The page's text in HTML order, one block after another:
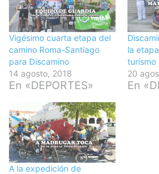
Vigésimo cuarta etapa del
camino Roma-Santiago
para Discamino
14 agosto, 2018
En «DEPORTES»
la
turismo
20
En
A la expedición de